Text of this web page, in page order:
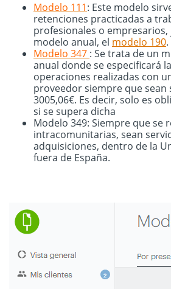
Modelo 111: Este modelo
retenciones practicadas a
profesionales o
modelo anual, el modelo 190.
Modelo 347 : Se trata de un
anual donde se especificará
operaciones realizadas con
proveedor siempre que sean
3005,06€. Es decir, solo es
si se supera dicha
Modelo 349: Siempre que se
intracomunitarias, sean
adquisiciones, dentro de la
fuera de España.